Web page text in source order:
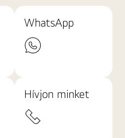
WhatsApp
Hívjon minket